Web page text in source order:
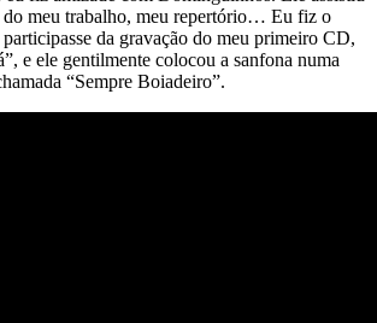
do meu trabalho, meu repertório… Eu fiz o
da gravação do meu primeiro CD,
e ele gentilmente colocou a sanfona numa
“Sempre Boiadeiro”.